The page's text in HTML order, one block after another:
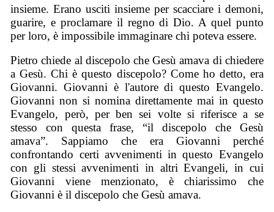
insieme. Erano usciti insieme per scacciare i demoni,
guarire, e proclamare il regno di Dio. A quel punto
per loro, è impossibile immaginare chi poteva essere.
Pietro chiede al discepolo che Gesù amava di chiedere
a Gesù. Chi è questo discepolo? Come ho detto, era
Giovanni. Giovanni è l'autore di questo Evangelo.
Giovanni non si nomina direttamente mai in questo
Evangelo, però, per ben sei volte si riferisce a se
stesso con questa frase, “il discepolo che Gesù
amava”. Sappiamo che era Giovanni perché
confrontando certi avvenimenti in questo Evangelo
con gli stessi avvenimenti in altri Evangeli, in cui
Giovanni viene menzionato, è chiarissimo che
Giovanni è il discepolo che Gesù amava.